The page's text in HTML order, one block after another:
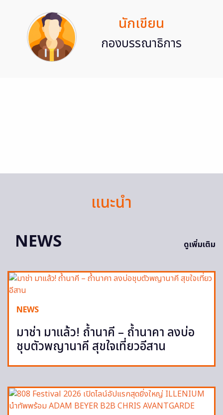
นักเขียน
กองบรรณาธิการ
แนะนำ
NEWS
ดูเพิ่มเติม
NEWS
มาช่า มาแล้ว! ถ้ำนาคี – ถ้ำนาคา ลงบ่อ
ชุบตัวพญานาคี สุขใจเที่ยวอีสาน